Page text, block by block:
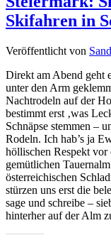
Skifahren in
Veröffentlicht von
Direkt am Abend geht
unter den Arm
Nachtrodeln auf der
bestimmt erst ‚was
Schnäpse stemmen –
Rodeln. Ich hab’s ja
höllischen Respekt vor
gemütlichen
österreichischen
stürzen uns erst die
sage und schreibe –
hinterher auf der Alm